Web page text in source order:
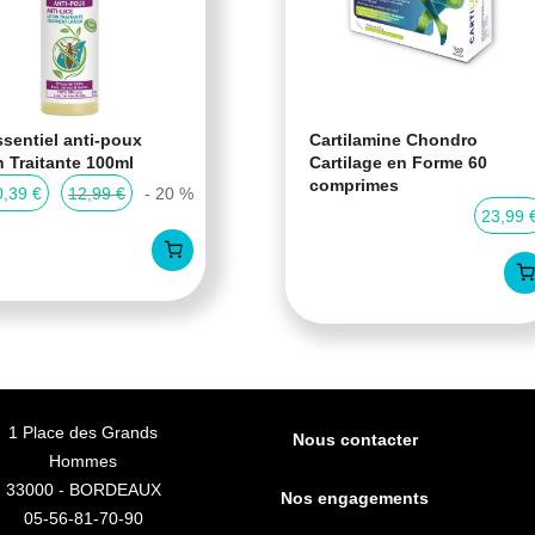
anti-poux
Traitante 100ml
€
12,99 € - 20 %
Cartilamine Chondro
Cartilage en Forme 60
comprimes
23,99
1 Place des Grands
Hommes
33000 - BORDEAUX
05-56-81-70-90
Nous contacter
Nos engagements